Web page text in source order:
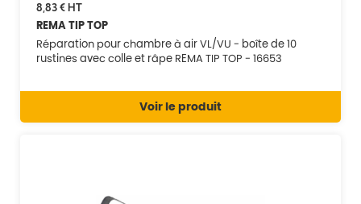
8,83 €HT
REMA TIP TOP
Réparation pour chambre à air VL/VU - boîte de 10
rustines avec colle et râpe REMA TIP TOP - 16653
Voir le produit